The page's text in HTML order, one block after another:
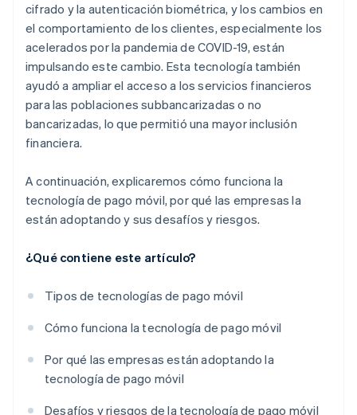
cifrado y la autenticación biométrica, y los cambios en
el comportamiento de los clientes, especialmente los
acelerados por la pandemia de COVID-19, están
impulsando este cambio. Esta tecnología también
ayudó a ampliar el acceso a los servicios financieros
para las poblaciones subbancarizadas o no
bancarizadas, lo que permitió una mayor inclusión
financiera.
A continuación, explicaremos cómo funciona la
tecnología de pago móvil, por qué las empresas la
están adoptando y sus desafíos y riesgos.
¿Qué contiene este artículo?
Tipos de tecnologías de pago móvil
Cómo funciona la tecnología de pago móvil
Por qué las empresas están adoptando la
tecnología de pago móvil
Desafíos y riesgos de la tecnología de pago móvil